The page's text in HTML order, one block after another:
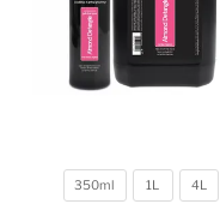
Pojemność
350ml 1L 4L